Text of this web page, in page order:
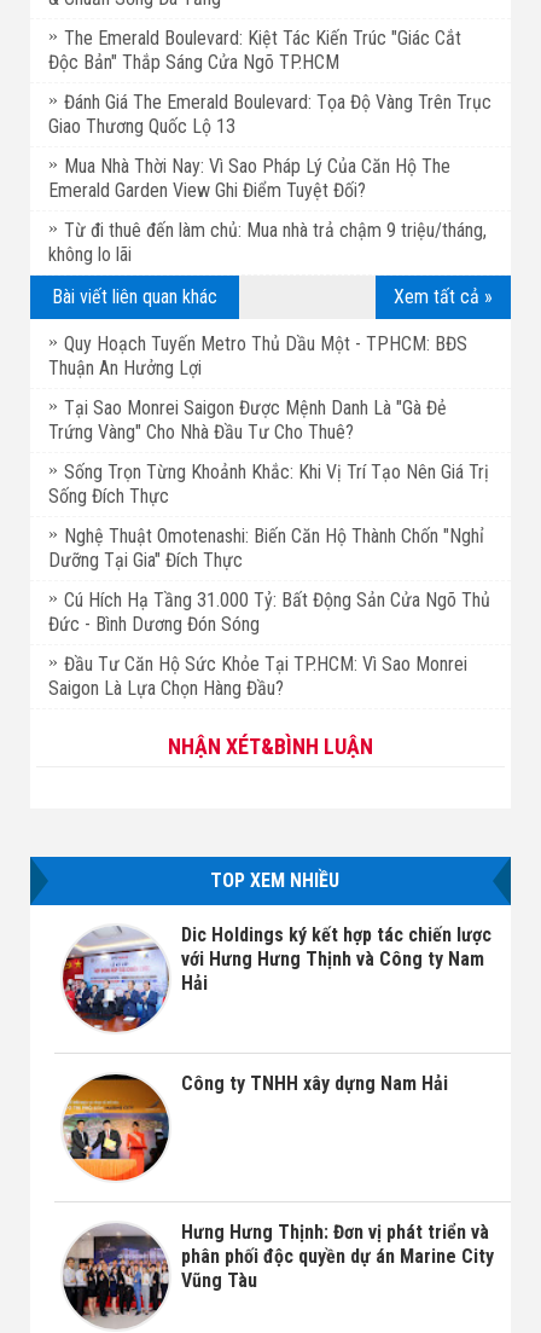
The Emerald Boulevard: Kiệt Tác Kiến Trúc "Giác Cắt
Độc Bản" Thắp Sáng Cửa Ngõ TP.HCM
Đánh Giá The Emerald Boulevard: Tọa Độ Vàng Trên Trục
Giao Thương Quốc Lộ 13
Mua Nhà Thời Nay: Vì Sao Pháp Lý Của Căn Hộ The
Emerald Garden View Ghi Điểm Tuyệt Đối?
Từ đi thuê đến làm chủ: Mua nhà trả chậm 9 triệu/tháng,
không lo lãi
Xem tất cả »
Bài viết liên quan khác
Quy Hoạch Tuyến Metro Thủ Dầu Một - TPHCM: BĐS
Thuận An Hưởng Lợi
Tại Sao Monrei Saigon Được Mệnh Danh Là "Gà Đẻ
Trứng Vàng" Cho Nhà Đầu Tư Cho Thuê?
Sống Trọn Từng Khoảnh Khắc: Khi Vị Trí Tạo Nên Giá Trị
Sống Đích Thực
Nghệ Thuật Omotenashi: Biến Căn Hộ Thành Chốn "Nghỉ
Dưỡng Tại Gia" Đích Thực
Cú Hích Hạ Tầng 31.000 Tỷ: Bất Động Sản Cửa Ngõ Thủ
Đức - Bình Dương Đón Sóng
Đầu Tư Căn Hộ Sức Khỏe Tại TP.HCM: Vì Sao Monrei
Saigon Là Lựa Chọn Hàng Đầu?
NHẬN XÉT&BÌNH LUẬN
TOP XEM NHIỀU
Dic Holdings ký kết hợp tác chiến lược
với Hưng Hưng Thịnh và Công ty Nam
Hải
Công ty TNHH xây dựng Nam Hải
Hưng Hưng Thịnh: Đơn vị phát triển và
phân phối độc quyền dự án Marine City
Vũng Tàu